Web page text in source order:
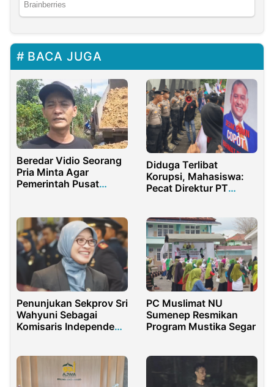
BACA JUGA
Beredar Vidio Seorang
Pria Minta Agar
Pemerintah Pusat
Diduga Terlibat
Korupsi, Mahasiswa:
Pecat Direktur PT
Penunjukan Sekprov Sri
Wahyuni Sebagai
Komisaris Independen
PC Muslimat NU
Sumenep Resmikan
Program Mustika Segar